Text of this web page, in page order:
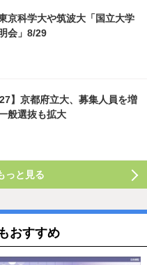
京科学大や筑波大「国立大学
会」8/29
】京都府立大、募集人員を増
般選抜も拡大
っと見る
おすすめ